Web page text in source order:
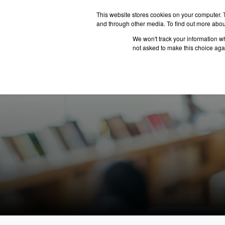
This website stores cookies on your
and through other media. To find out more
We won't track your information
not asked to make this choice
ประเทศ